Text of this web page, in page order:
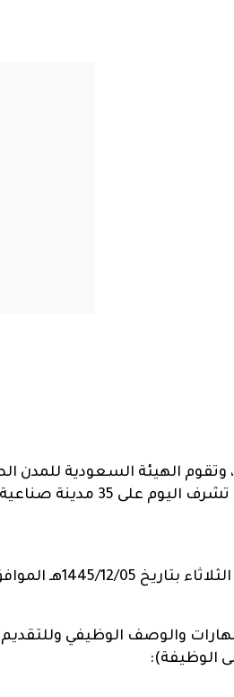
(مدن) عام 2001م، وتقوم الهيئة
أعلى المعايير
05هـ الموافق 2024/06/11م.
والوصف الوظيفي
الوظيفة):